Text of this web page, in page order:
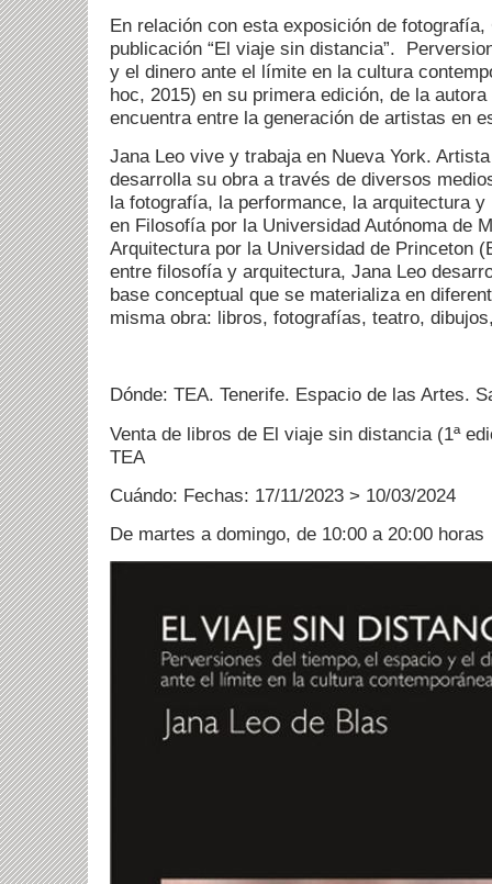
En relación con esta exposición de fotografía,
publicación “El viaje sin distancia”.
y el dinero ante el límite en la cultura
hoc, 2015) en su primera edición, de la
encuentra entre la generación de artistas en
Jana Leo vive y trabaja en Nueva York.
desarrolla su obra a través de diversos
la fotografía, la performance, la arquitectura
en Filosofía por la Universidad Autónoma de
Arquitectura por la Universidad de Princeton
entre filosofía y arquitectura, Jana Leo
base conceptual que se materializa en
misma obra: libros, fotografías, teatro,
Dónde: TEA. Tenerife. Espacio de las Artes.
Venta de libros de El viaje sin distancia (1ª
TEA
Cuándo: Fechas: 17/11/2023 > 10/03/2024
De martes a domingo, de 10:00 a 20:00 horas